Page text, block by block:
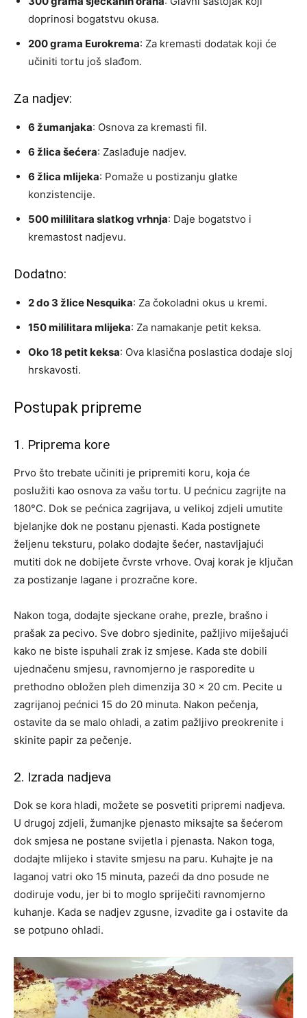
doprinosi bogatstvu okusa.
200 grama Eurokrema: Za kremasti dodatak koji će
učiniti tortu još slađom.
Za nadjev:
6 žumanjaka: Osnova za kremasti fil.
6 žlica šećera: Zaslađuje nadjev.
6 žlica mlijeka: Pomaže u postizanju glatke
konzistencije.
500 mililitara slatkog vrhnja: Daje bogatstvo i
kremastost nadjevu.
Dodatno:
2 do 3 žlice Nesquika: Za čokoladni okus u kremi.
150 mililitara mlijeka: Za namakanje petit keksa.
Oko 18 petit keksa: Ova klasična poslastica dodaje sloj
hrskavosti.
Postupak pripreme
1. Priprema kore
Prvo što trebate učiniti je pripremiti koru, koja će
poslužiti kao osnova za vašu tortu. U pećnicu zagrijte na
180°C. Dok se pećnica zagrijava, u velikoj zdjeli umutite
bjelanjke dok ne postanu pjenasti. Kada postignete
željenu teksturu, polako dodajte šećer, nastavljajući
mutiti dok ne dobijete čvrste vrhove. Ovaj korak je ključan
za postizanje lagane i prozračne kore.
Nakon toga, dodajte sjeckane orahe, prezle, brašno i
prašak za pecivo. Sve dobro sjedinite, pažljivo miješajući
kako ne biste ispuhali zrak iz smjese. Kada ste dobili
ujednačenu smjesu, ravnomjerno je rasporedite u
prethodno obložen pleh dimenzija 30 x 20 cm. Pecite u
zagrijanoj pećnici 15 do 20 minuta. Nakon pečenja,
ostavite da se malo ohladi, a zatim pažljivo preokrenite i
skinite papir za pečenje.
2. Izrada nadjeva
Dok se kora hladi, možete se posvetiti pripremi nadjeva.
U drugoj zdjeli, žumanjke pjenasto miksajte sa šećerom
dok smjesa ne postane svijetla i pjenasta. Nakon toga,
dodajte mlijeko i stavite smjesu na paru. Kuhajte je na
laganoj vatri oko 15 minuta, pazeći da dno posude ne
dodiruje vodu, jer bi to moglo spriječiti ravnomjerno
kuhanje. Kada se nadjev zgusne, izvadite ga i ostavite da
se potpuno ohladi.